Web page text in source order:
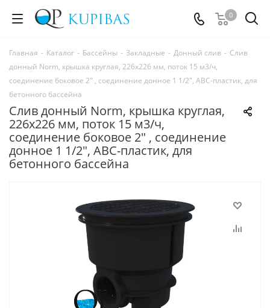
0
Главная - Каталог - Бассейны - Закладные - Донный слив - Слив
донный Norm, крышка круглая, 226х226 мм, поток 15 м3/ч,
соединение боковое 2" , соединение донное 1 1/2", ABC-пластик, для
бетонного бассейна
Слив донный Norm, крышка круглая,
226х226 мм, поток 15 м3/ч,
соединение боковое 2" , соединение
донное 1 1/2", ABC-пластик, для
бетонного бассейна